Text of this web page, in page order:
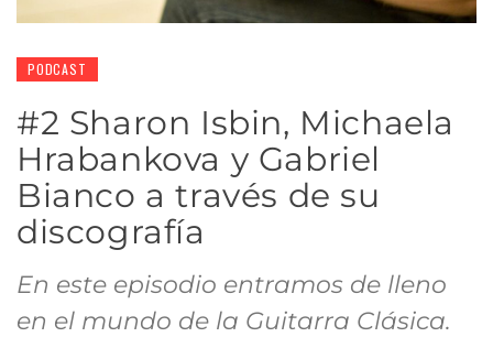
PODCAST
#2 Sharon Isbin, Michaela
Hrabankova y Gabriel
Bianco a través de su
discografía
En este episodio entramos de lleno
en el mundo de la Guitarra Clásica.